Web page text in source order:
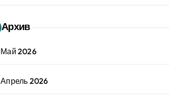
Архив
Май 2026
Апрель 2026